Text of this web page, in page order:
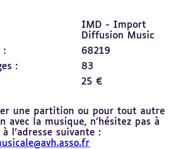
IMD - Import
Diffusion Music
:
68219
:
83
25 €
une partition ou pour tout autre
avec la musique, n’hésitez pas à
l’adresse suivante :